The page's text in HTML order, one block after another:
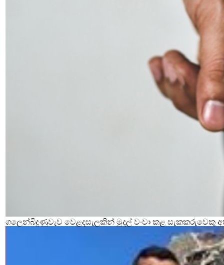
ගලෙන්බිදුණුවැව වෙළදසැලකින් මුදල් වංචා කළ සැකකරුවෙකු